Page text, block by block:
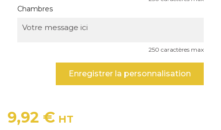
Chambres
250 caractères max
Enregistrer la personnalisation
9,92 € HT